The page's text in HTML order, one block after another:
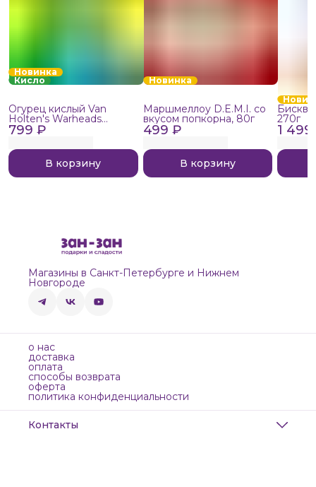
Новинка
Кисло
799 ₽
Огурец кислый Van
Holten's Warheads
Extreme Sour, 140г
В корзину
Новинка
499 ₽
Маршмеллоу D.E.M.I. со
вкусом попкорна, 80г
В корзину
1
270г
Магазины в Санкт-Петербурге и Нижнем
Новгороде
о нас
доставка
оплата
способы возврата
оферта
политика конфиденциальности
Контакты